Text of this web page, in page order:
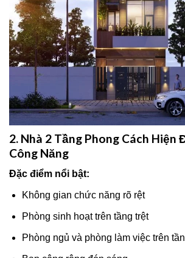
2. Nhà 2 Tầng Phong Cách Hiện
Công Năng
Đặc điểm nổi bật:
Không gian chức năng rõ rệt
Phòng sinh hoạt trên tầng trệt
Phòng ngủ và phòng làm việc trên